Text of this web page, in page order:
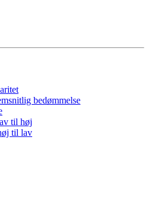
bedømmelse
til høj
til lav